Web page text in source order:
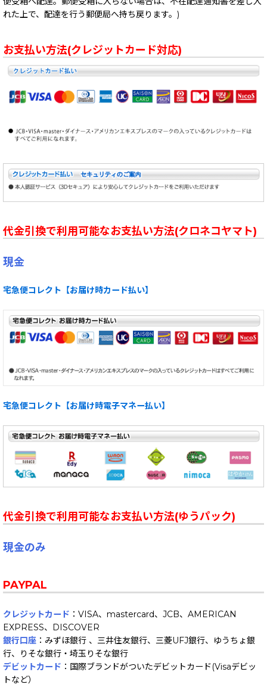
れた上で、配達を行う郵便局へ持ち戻ります。)
お支払い方法(クレジットカード対応)
代金引換で利用可能なお支払い方法(クロネコヤマト)
現金
宅急便コレクト【お届け時カード払い】
宅急便コレクト【お届け時電子マネー払い】
代金引換で利用可能なお支払い方法(ゆうパック)
現金のみ
PAYPAL
クレジットカード ：VISA、mastercard、JCB、AMERICAN
EXPRESS、DISCOVER
銀行口座 ：みずほ銀行 、三井住友銀行、三菱UFJ銀行、ゆうちょ銀
行、りそな銀行・埼玉りそな銀行
デビットカード ：国際ブランドがついたデビットカード(Visaデビッ
トなど）